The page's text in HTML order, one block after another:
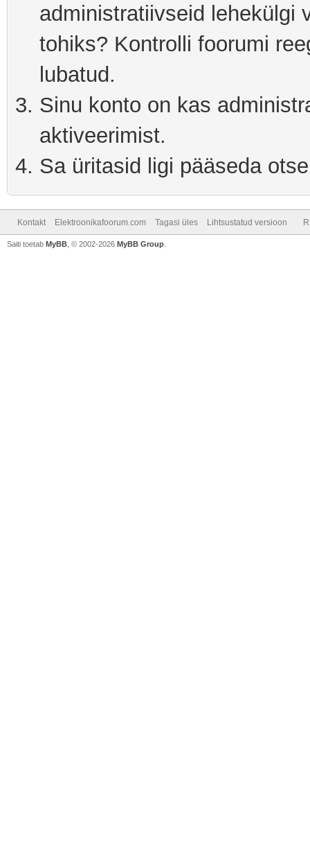
administratiivseid lehekülgi
tohiks? Kontrolli foorumi
lubatud.
Sinu konto on kas
aktiveerimist.
Sa üritasid ligi pääseda
Kontakt Elektroonikafoorum.com Tagasi üles Lihtsustatud versioon
Saiti toetab MyBB , © 2002-2026 MyBB Group